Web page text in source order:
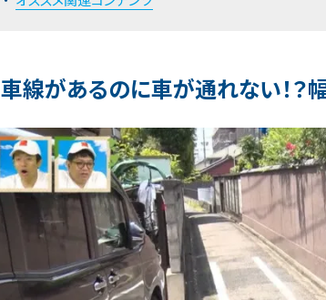
車線があるのに車が通れない！